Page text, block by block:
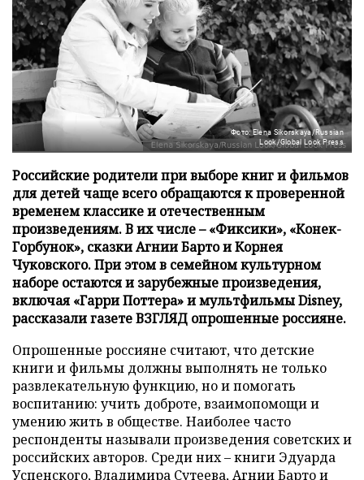
Фото: Elena Sikorskaya/Russian
Look/Global Look Press
Российские родители при выборе книг и фильмов
для детей чаще всего обращаются к проверенной
временем классике и отечественным
произведениям. В их числе – «Фиксики», «Конек-
Горбунок», сказки Агнии Барто и Корнея
Чуковского. При этом в семейном культурном
наборе остаются и зарубежные произведения,
включая «Гарри Поттера» и мультфильмы Disney,
рассказали газете ВЗГЛЯД опрошенные россияне.
Опрошенные россияне считают, что детские
книги и фильмы должны выполнять не только
развлекательную функцию, но и помогать
воспитанию: учить доброте, взаимопомощи и
умению жить в обществе. Наиболее часто
респонденты называли произведения советских и
российских авторов. Среди них – книги Эдуарда
Успенского, Владимира Сутеева, Агнии Барто и